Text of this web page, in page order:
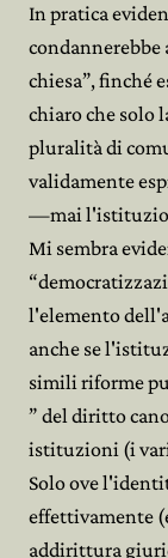

In pratica
condannerebbe
chiesa”, finché
chiaro che solo
pluralità di
validamente
—mai
Mi sembra
l'elemento
anche se
simili riforme
” del diritto
istituzioni (i vari
Solo ove
effettivamente
addirittura